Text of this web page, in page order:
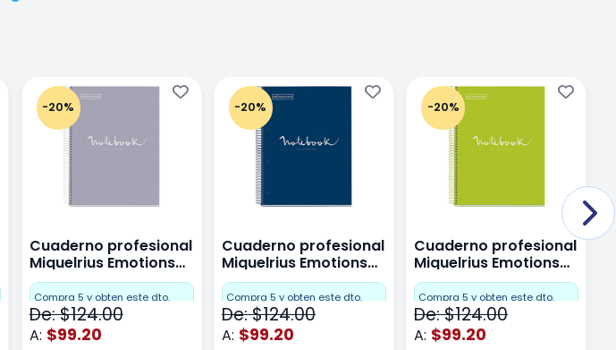
-20%
Cuaderno profesional
Miquelrius Emotions
raya 80 hojas Gris
Compra 5 y obten este dto.
De: $124.00
A: $99.20
-20%
Cuaderno profesional
Miquelrius Emotions
Dots 80 hojas
Compra 5 y obten este dto.
De: $124.00
A: $99.20
-20%
Cuaderno profesional
Miquelrius Emotions
Dots 80 hojas Lima
Compra 5 y obten este dto.
De: $124.00
A: $99.20